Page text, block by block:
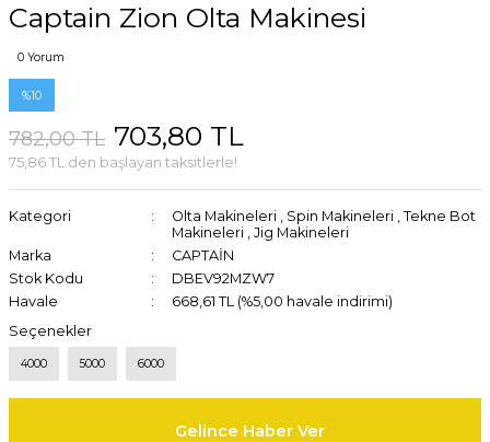
Captain Zion Olta Makinesi
0 Yorum
%10
782,00 TL 703,80 TL
75,86 TL den başlayan taksitlerle!
Kategori Olta Makineleri , Spin Makineleri , Tekne Bot
Makineleri , Jig Makineleri
Marka
CAPTAİN
Stok Kodu
DBEV92MZW7
Havale
668,61 TL (%5,00 havale indirimi)
Seçenekler
4000 5000 6000
Gelince Haber Ver